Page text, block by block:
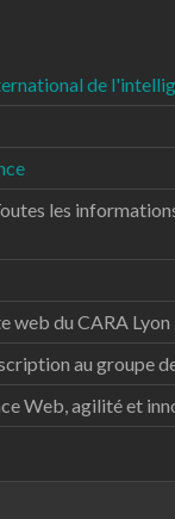
de
les
web du CARA Lyon
au groupe
Web, agilité et